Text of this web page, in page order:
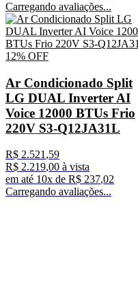
Carregando avaliações...
12% OFF
Ar Condicionado Split
LG DUAL Inverter AI
Voice 12000 BTUs Frio
220V S3-Q12JA31L
R$ 2.521 ,59
R$ 2.219,00 à vista
em até 10x de R$ 237,02
Carregando avaliações...